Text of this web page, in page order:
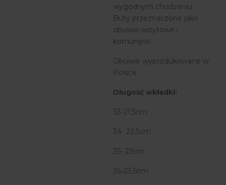
wygodnym chodzeniu.
Buty przeznaczone jako
obuwie wizytowe i
komunijne.
Obuwie wyprodukowane w
Polsce.
Długość wkładki:
33-21,5cm
34- 22,5cm
35- 23cm
36-23,5cm